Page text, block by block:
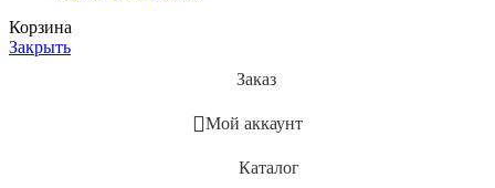
Корзина
Закрыть
Заказ
Мой аккаунт
Каталог